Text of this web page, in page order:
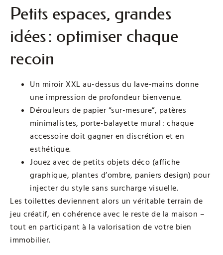
Petits espaces, grandes
idées : optimiser chaque
recoin
Un miroir XXL au-dessus du lave-mains donne
une impression de profondeur bienvenue.
Dérouleurs de papier “sur-mesure”, patères
minimalistes, porte-balayette mural : chaque
accessoire doit gagner en discrétion et en
esthétique.
Jouez avec de petits objets déco (affiche
graphique, plantes d’ombre, paniers design) pour
injecter du style sans surcharge visuelle.
Les toilettes deviennent alors un véritable terrain de
jeu créatif, en cohérence avec le reste de la maison –
tout en participant à la valorisation de votre bien
immobilier.